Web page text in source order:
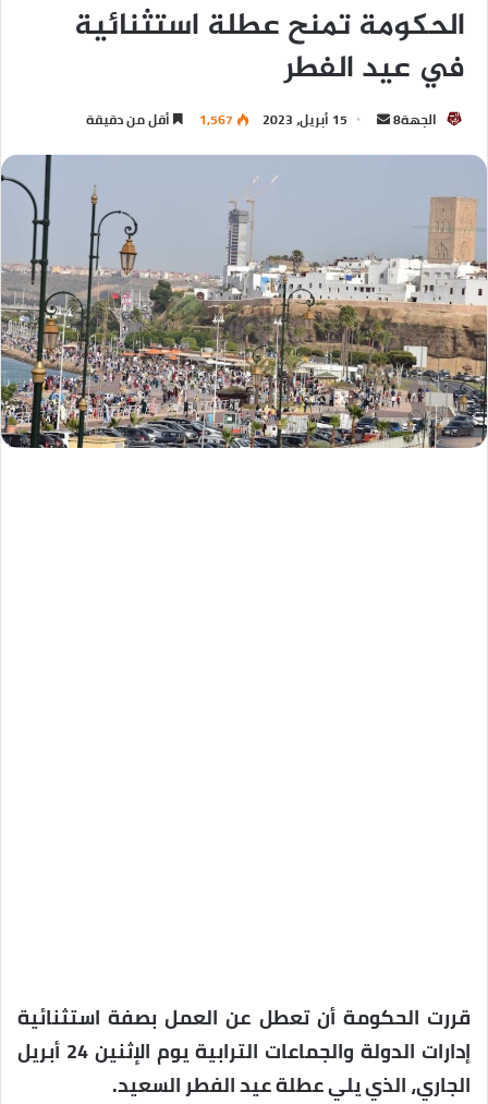
الحكومة تمنح عطلة استثنائية
في عيد الفطر
الجهة8 15 أبريل، 2023 1,567 أقل من دقيقة
قررت الحكومة أن تعطل عن العمل بصفة استثنائية
إدارات الدولة والجماعات ‏الترابية ‏يوم الإثنين 24 أبريل
الجاري، الذي يلي عطلة عيد الفطر السعيد.